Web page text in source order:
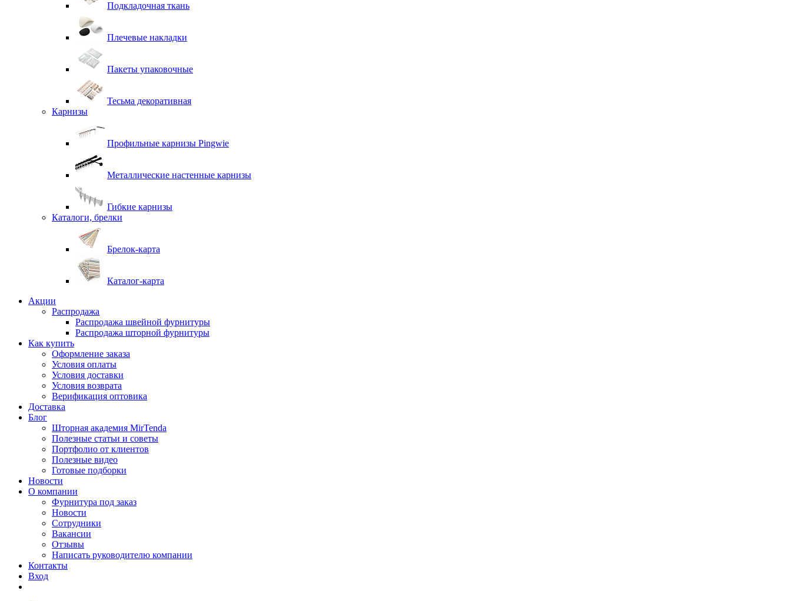
Подкладочная ткань
Плечевые накладки
Пакеты упаковочные
Тесьма декоративная
Карнизы
Профильные карнизы Pingwie
Металлические настенные карнизы
Гибкие карнизы
Каталоги, брелки
Брелок-карта
Каталог-карта
Акции
Распродажа
Распродажа швейной фурнитуры
Распродажа шторной фурнитуры
Как купить
Оформление заказа
Условия оплаты
Условия доставки
Условия возврата
Верификация оптовика
Доставка
Блог
Шторная академия MirTenda
Полезные статьи и советы
Портфолио от клиентов
Полезные видео
Готовые подборки
Новости
О компании
Фурнитура под заказ
Новости
Сотрудники
Вакансии
Отзывы
Написать руководителю компании
Контакты
Вход